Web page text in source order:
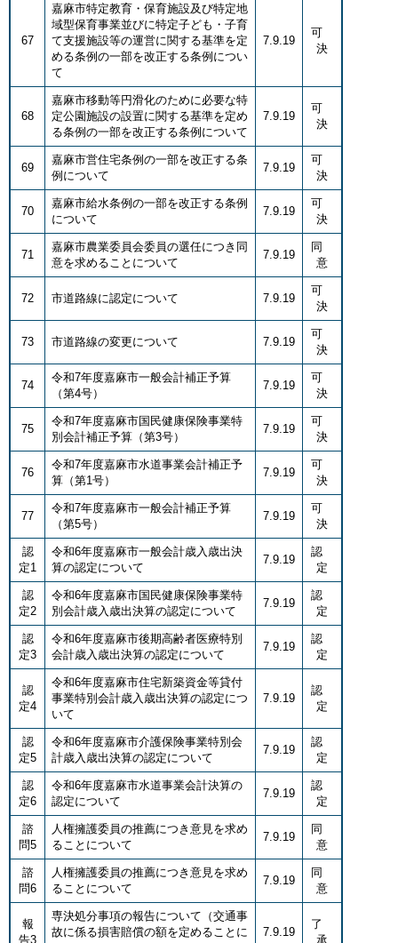
67
嘉麻市特定教育・保育施設及び特定地
域型保育事業並びに特定子ども・子育
て支援施設等の運営に関する基準を定
める条例の一部を改正する条例につい
て
7.9.19
可
決
68
嘉麻市移動等円滑化のために必要な特
定公園施設の設置に関する基準を定め
る条例の一部を改正する条例について
7.9.19
可
決
69
嘉麻市営住宅条例の一部を改正する条
例について
7.9.19
可
決
70
嘉麻市給水条例の一部を改正する条例
について
7.9.19
可
決
71
嘉麻市農業委員会委員の選任につき同
意を求めることについて
7.9.19
同
意
72 市道路線に認定について 7.9.19
可
決
73 市道路線の変更について 7.9.19
可
決
74
令和7年度嘉麻市一般会計補正予算
（第4号）
7.9.19
可
決
75
令和7年度嘉麻市国民健康保険事業特
別会計補正予算（第3号）
7.9.19
可
決
76
令和7年度嘉麻市水道事業会計補正予
算（第1号）
7.9.19
可
決
77
令和7年度嘉麻市一般会計補正予算
（第5号）
7.9.19
可
決
認
定1
令和6年度嘉麻市一般会計歳入歳出決
算の認定について
7.9.19
認
定
認
定2
令和6年度嘉麻市国民健康保険事業特
別会計歳入歳出決算の認定について
7.9.19
認
定
認
定3
令和6年度嘉麻市後期高齢者医療特別
会計歳入歳出決算の認定について
7.9.19
認
定
認
定4
令和6年度嘉麻市住宅新築資金等貸付
事業特別会計歳入歳出決算の認定につ
いて
7.9.19
認
定
認
定5
令和6年度嘉麻市介護保険事業特別会
計歳入歳出決算の認定について
7.9.19
認
定
認
定6
令和6年度嘉麻市水道事業会計決算の
認定について
7.9.19
認
定
諮
問5
人権擁護委員の推薦につき意見を求め
ることについて
7.9.19
同
意
諮
問6
人権擁護委員の推薦につき意見を求め
ることについて
7.9.19
同
意
報
告3
専決処分事項の報告について（交通事
故に係る損害賠償の額を定めることに
7.9.19
了
承